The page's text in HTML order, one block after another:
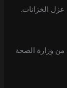
الخزانات.
وزارة الصحة